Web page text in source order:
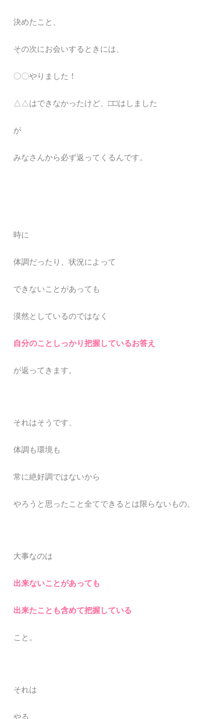
決めたこと、
その次にお会いするときには、
〇〇やりました！
△△はできなかったけど、□□はしました
が
みなさんから必ず返ってくるんです。
時に
体調だったり、状況によって
できないことがあっても
漠然としているのではなく
自分のことしっかり把握しているお答え
が返ってきます。
それはそうです、
体調も環境も
常に絶好調ではないから
やろうと思ったこと全てできるとは限らないもの。
大事なのは
出来ないことがあっても
出来たことも含めて把握している
こと。
それは
やる